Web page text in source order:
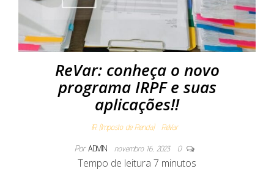
ReVar: conheça o novo
programa IRPF e suas
aplicações!!
IR (Imposto de Renda) ReVar
Por ADMIN novembro 16, 2023 0
Tempo de leitura 7 minutos